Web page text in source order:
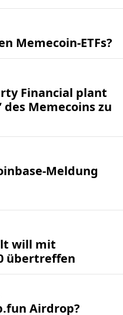
Memecoin-ETFs?
Financial plant
Memecoins zu
Meldung
will mit
übertreffen
Airdrop?